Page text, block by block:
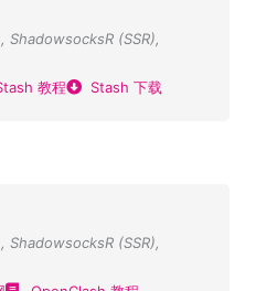
, ShadowsocksR (SSR),
教程 Stash 下载
, ShadowsocksR (SSR),